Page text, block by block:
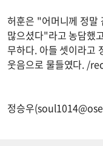
허훈은 "어머니께 정말
많으셨다"라고 농담했
무하다. 아들 셋이라고
웃음으로 물들였다. /
정승우(